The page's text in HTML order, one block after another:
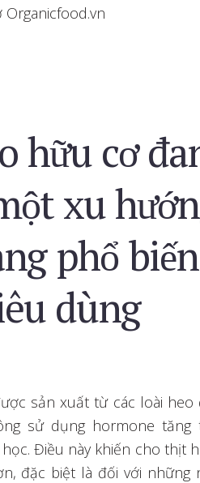
hữu cơ
xu
phổ
dùng
sản xuất từ các loài
sử dụng hormone tăng
Điều này khiến cho thịt
đặc biệt là đối với những